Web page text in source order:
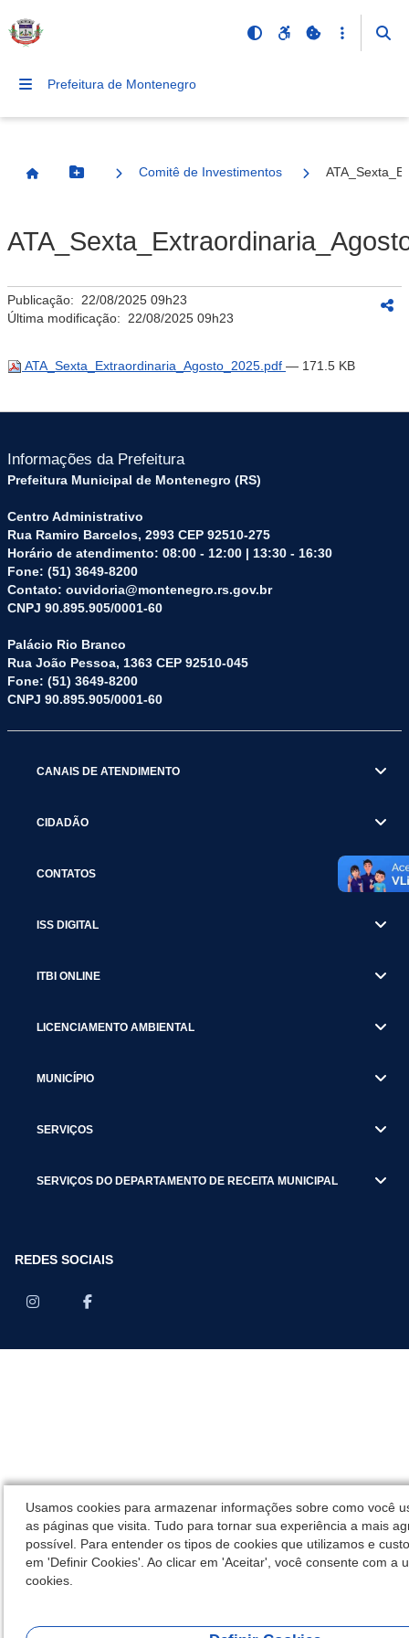
Prefeitura de Montenegro
Página InicialBotão Menu
Comitê de Investimentos
Publicação: 22/08/2025 09h23
Última modificação: 22/08/2025 09h23
ATA_Sexta_Extraordinaria_Agosto_2025.pdf — 171.5 KB
Informações da Prefeitura
Prefeitura Municipal de Montenegro (RS)
Centro Administrativo
Rua Ramiro Barcelos, 2993 CEP 92510-275
Horário de atendimento: 08:00 - 12:00 | 13:30 - 16:30
Fone: (51) 3649-8200
Contato: ouvidoria@montenegro.rs.gov.br
CNPJ 90.895.905/0001-60
Palácio Rio Branco
Rua João Pessoa, 1363 CEP 92510-045
Fone: (51) 3649-8200
CNPJ 90.895.905/0001-60
CANAIS DE ATENDIMENTO
CIDADÃO
CONTATOS
ISS DIGITAL
ITBI ONLINE
LICENCIAMENTO AMBIENTAL
MUNICÍPIO
SERVIÇOS
SERVIÇOS DO DEPARTAMENTO DE RECEITA MUNICIPAL
REDES SOCIAIS
Usamos cookies para armazenar informações sobre como você
as páginas que visita. Tudo para tornar sua experiência a mais
possível. Para entender os tipos de cookies que utilizamos e
em 'Definir Cookies'. Ao clicar em 'Aceitar', você consente com a
cookies.